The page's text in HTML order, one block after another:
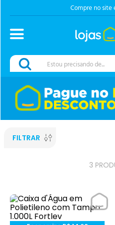
Compre no site
Estou precisando de...
FILTRAR
3